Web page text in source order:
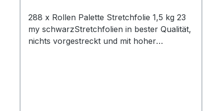
288 x Rollen Palette Stretchfolie 1,5 kg 23
my schwarzStretchfolien in bester Qualität,
nichts vorgestreckt und mit hoher